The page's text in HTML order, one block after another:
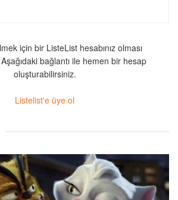
için bir ListeList hesabınız olması
bağlantı ile hemen bir hesap
oluşturabilirsiniz.
Listelist'e üye ol